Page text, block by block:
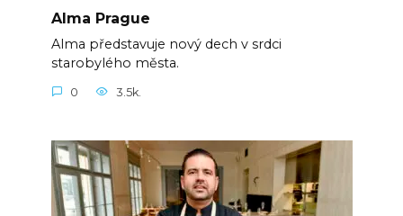
Alma Prague
Alma představuje nový dech v srdci
starobylého města.
0 3.5k.